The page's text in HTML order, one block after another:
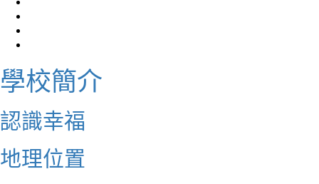
學校簡介
認識幸福
地理位置